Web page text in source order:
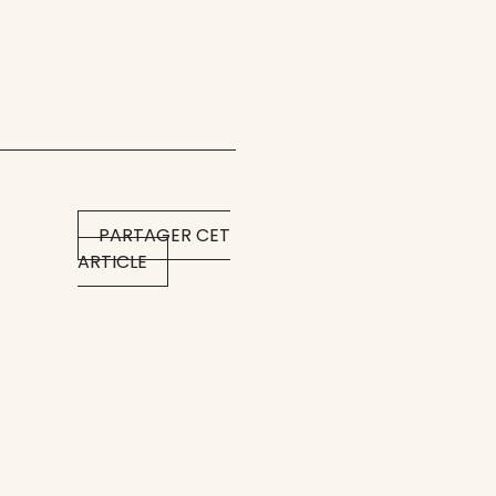
PARTAGER CET
ARTICLE